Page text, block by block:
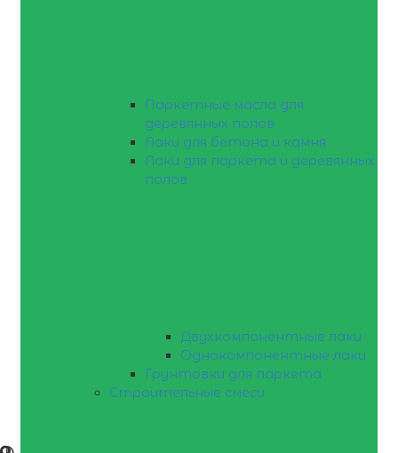
Паркетные масла для
деревянных полов
Лаки для бетона и камня
Лаки для паркета и деревянных
полов
Двухкомпонентные лаки
Однокомпонентные лаки
Грунтовки для паркета
Строительные смеси